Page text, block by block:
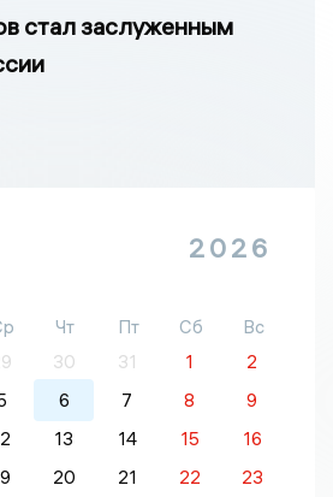
стал заслуженным
2026
Чт Пт Сб
Вс
30 31 1
2
6 7 8
9
13 14 15
16
20 21 22
23